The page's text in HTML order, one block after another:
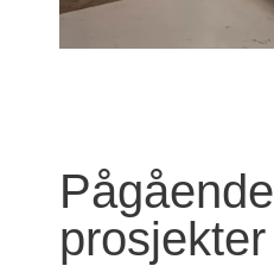
Pågående
prosjekter